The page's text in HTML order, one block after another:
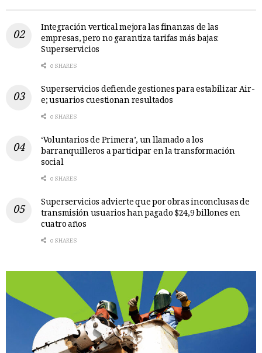
Integración vertical mejora las finanzas de las
empresas, pero no garantiza tarifas más bajas:
Superservicios
0 SHARES
Superservicios defiende gestiones para estabilizar Air-
e; usuarios cuestionan resultados
0 SHARES
‘Voluntarios de Primera’, un llamado a los
barranquilleros a participar en la transformación
social
0 SHARES
Superservicios advierte que por obras inconclusas de
transmisión usuarios han pagado $24,9 billones en
cuatro años
0 SHARES